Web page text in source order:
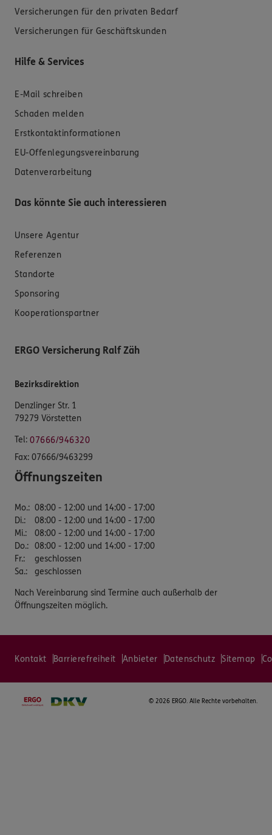
Versicherungen für den privaten Bedarf
Versicherungen für Geschäftskunden
Hilfe & Services
E-Mail schreiben
Schaden melden
Erstkontaktinformationen
EU-Offenlegungsvereinbarung
Datenverarbeitung
Das könnte Sie auch interessieren
Unsere Agentur
Referenzen
Standorte
Sponsoring
Kooperationspartner
ERGO Versicherung Ralf Zäh
Bezirksdirektion
Denzlinger Str. 1
79279 Vörstetten
Tel: 07666/946320
Fax: 07666/9463299
Öffnungszeiten
Mo.: 08:00 - 12:00 und 14:00 - 17:00
Di.:
08:00 - 12:00 und 14:00 - 17:00
Mi.:
08:00 - 12:00 und 14:00 - 17:00
Do.: 08:00 - 12:00 und 14:00 - 17:00
Fr.:
geschlossen
Sa.: geschlossen
Nach Vereinbarung sind Termine auch außerhalb der
Öffnungszeiten möglich.
Kontakt Barrierefreiheit Anbieter Datenschutz Sitemap
© 2026 ERGO. Alle Rechte vorbehalten.